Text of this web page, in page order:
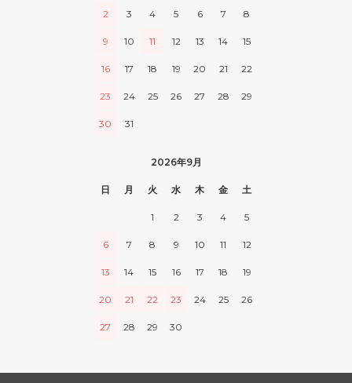
2 3 4 5 6 7 8
9 10 11 12 13 14 15
16 17 18 19 20 21 22
23 24 25 26 27 28 29
30 31
2026年9月
日 月 火 水 木 金 土
1 2 3 4 5
6 7 8 9 10 11 12
13 14 15 16 17 18 19
20 21 22 23 24 25 26
27 28 29 30